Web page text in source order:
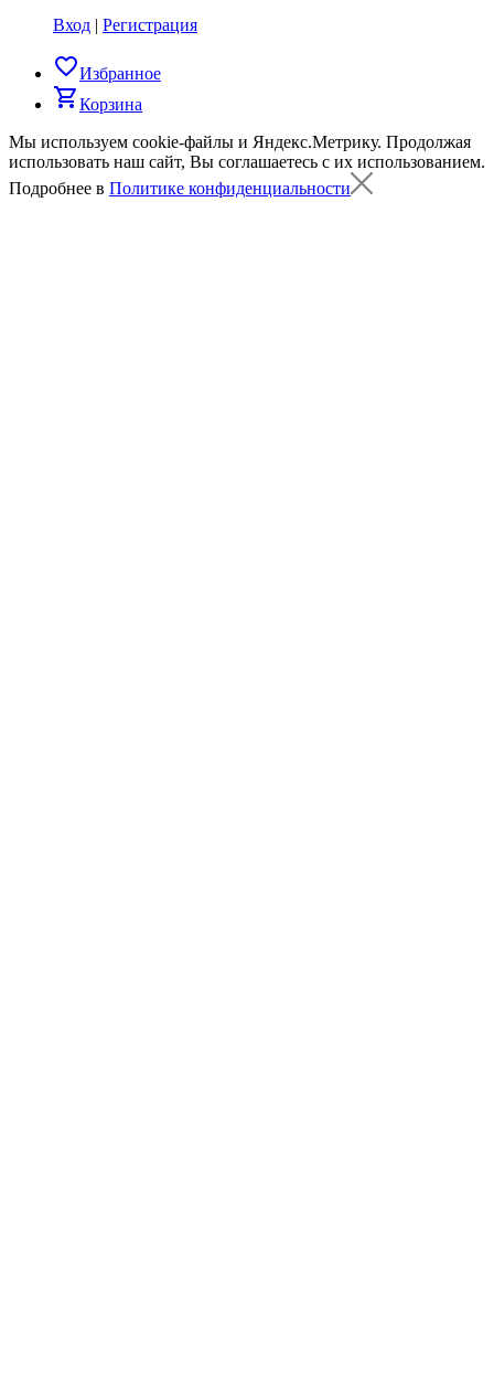
Вход | Регистрация
favorite_borderИзбранное
shopping_cartКорзина
Мы используем cookie-файлы и Яндекс.Метрику. Продолжая
использовать наш сайт, Вы соглашаетесь с их использованием.
Подробнее в Политике конфиденциальности